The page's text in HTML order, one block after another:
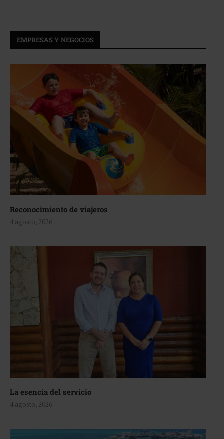
EMPRESAS Y NEGOCIOS
Reconocimiento de viajeros
4 agosto, 2026
La esencia del servicio
4 agosto, 2026